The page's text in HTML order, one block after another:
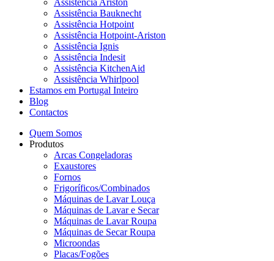
Assistência Ariston
Assistência Bauknecht
Assistência Hotpoint
Assistência Hotpoint-Ariston
Assistência Ignis
Assistência Indesit
Assistência KitchenAid
Assistência Whirlpool
Estamos em Portugal Inteiro
Blog
Contactos
Quem Somos
Produtos
Arcas Congeladoras
Exaustores
Fornos
Frigoríficos/Combinados
Máquinas de Lavar Louça
Máquinas de Lavar e Secar
Máquinas de Lavar Roupa
Máquinas de Secar Roupa
Microondas
Placas/Fogões